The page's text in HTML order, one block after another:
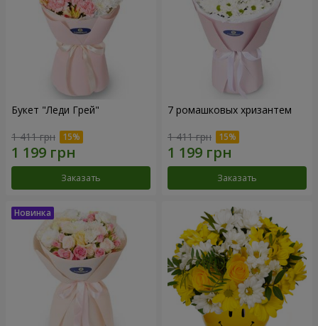
Букет "Леди Грей"
1 411 грн
Заказать
7 ромашковых хризантем
1 411 грн
Заказать